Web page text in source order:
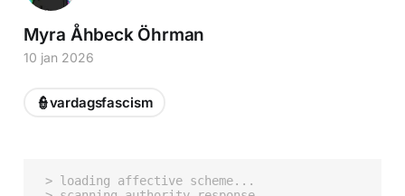
> loading affective scheme...
Myra Åhbeck Öhrman
10 jan 2026
👮vardagsfascism